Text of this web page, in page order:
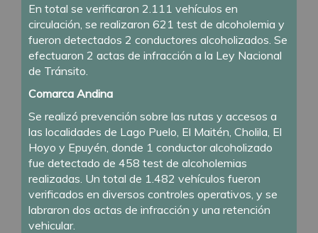
En total se verificaron 2.111 vehículos en
circulación, se realizaron 621 test de alcoholemia y
fueron detectados 2 conductores alcoholizados. Se
efectuaron 2 actas de infracción a la Ley Nacional
de Tránsito.
Comarca Andina
Se realizó prevención sobre las rutas y accesos a
las localidades de Lago Puelo, El Maitén, Cholila, El
Hoyo y Epuyén, donde 1 conductor alcoholizado
fue detectado de 458 test de alcoholemias
realizadas. Un total de 1.482 vehículos fueron
verificados en diversos controles operativos, y se
labraron dos actas de infracción y una retención
vehicular.